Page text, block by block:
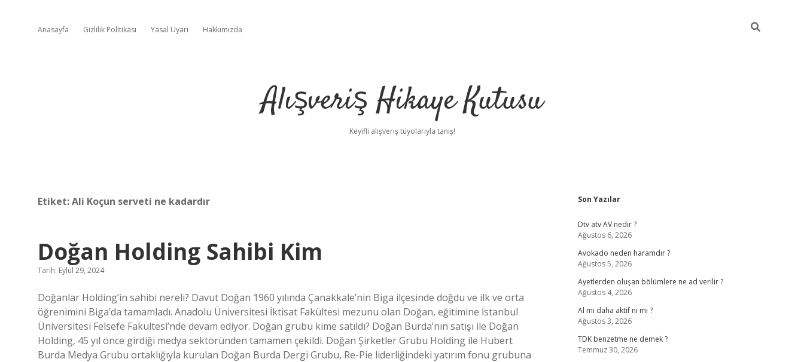
Anasayfa Gizlilik Politikası Yasal Uyarı Hakkımızda
Alışveriş Hikaye Kutusu
Keyifli alışveriş tüyolarıyla tanış!
Etiket:Ali Koçun serveti ne kadardır
Doğan Holding Sahibi Kim
Tarih: Eylül 29, 2024
Doğanlar Holding’in sahibi nereli? Davut Doğan 1960 yılında Çanakkale’nin Biga ilçesinde doğdu ve ilk ve orta
öğrenimini Biga’da tamamladı. Anadolu Üniversitesi İktisat Fakültesi mezunu olan Doğan, eğitimine İstanbul
Üniversitesi Felsefe Fakültesi’nde devam ediyor. Doğan grubu kime satıldı? Doğan Burda’nın satışı ile Doğan
Holding, 45 yıl önce girdiği medya sektöründen tamamen çekildi. Doğan Şirketler Grubu Holding ile Hubert
Burda Medya Grubu ortaklığıyla kurulan Doğan Burda Dergi Grubu, Re-Pie liderliğindeki yatırım fonu grubuna
Sidebar
Son Yazılar
Dtv atv AV nedir ?
Ağustos 6, 2026
Avokado neden haramdır ?
Ağustos 5, 2026
Ayetlerden oluşan bölümlere ne ad verilir ?
Ağustos 4, 2026
Al mı daha aktif ni mi ?
Ağustos 3, 2026
TDK benzetme ne demek ?
Temmuz 30, 2026